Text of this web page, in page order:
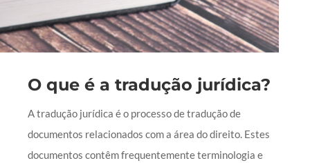
O que é a tradução jurídica?
A tradução jurídica é o processo de tradução de
documentos relacionados com a área do direito. Estes
documentos contêm frequentemente terminologia e